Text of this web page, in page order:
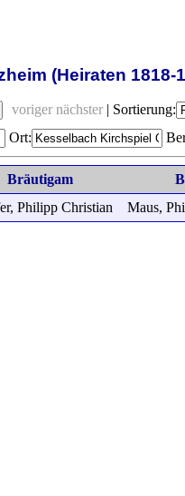
(Heiraten 1818-
voriger nächster | Sortierung:
Ort:
Bräutigam
Philipp Christian Maus,